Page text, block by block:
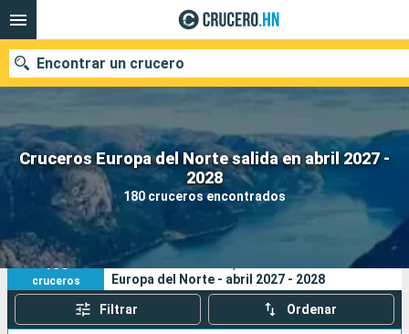
Cruceros Europa del Norte salida en abril 2027 -
2028
180 cruceros encontrados
Encontrar un crucero
Nuestros destinos
Fecha de salida
Puertos
Buscar
180
cruceros
Sus criterios de búsqueda:
Europa del Norte - abril 2027 - 2028
Filtrar Ordenar